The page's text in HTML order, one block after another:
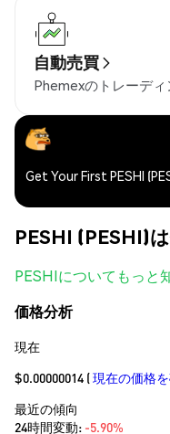
自動売買
Phemexのトレーディ
Get Your First PESHI
PESHI (PESHI)
PESHIについてもっと
価格分析
現在
$0.00000014 (現在の価格
最近の傾向
24時間変動: -5.90%